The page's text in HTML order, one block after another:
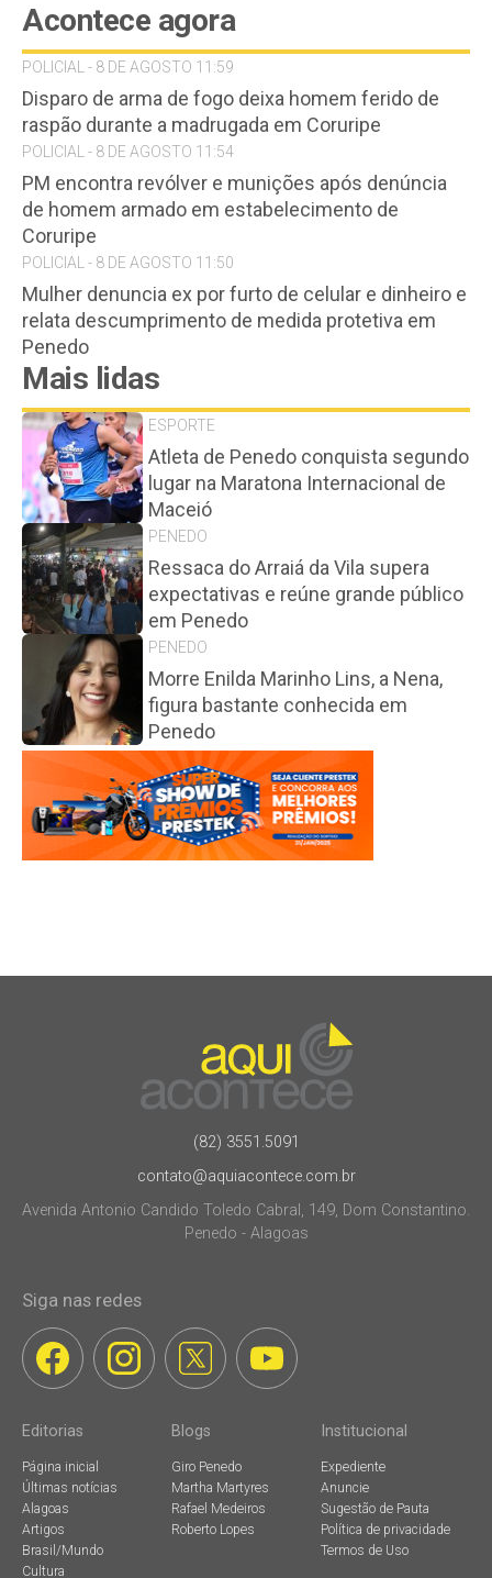
Acontece agora
POLICIAL - 8 DE AGOSTO 11:59
Disparo de arma de fogo deixa homem ferido de
raspão durante a madrugada em Coruripe
POLICIAL - 8 DE AGOSTO 11:54
PM encontra revólver e munições após denúncia
de homem armado em estabelecimento de
Coruripe
POLICIAL - 8 DE AGOSTO 11:50
Mulher denuncia ex por furto de celular e dinheiro e
relata descumprimento de medida protetiva em
Penedo
Mais lidas
ESPORTE
Atleta de Penedo conquista segundo
lugar na Maratona Internacional de
Maceió
PENEDO
Ressaca do Arraiá da Vila supera
expectativas e reúne grande público
em Penedo
PENEDO
Morre Enilda Marinho Lins, a Nena,
figura bastante conhecida em
Penedo
(82) 3551.5091
contato@aquiacontece.com.br
Avenida Antonio Candido Toledo Cabral, 149, Dom Constantino.
Penedo - Alagoas
Siga nas redes
Editorias
Página inicial
Últimas notícias
Alagoas
Artigos
Brasil/Mundo
Cultura
Blogs
Giro Penedo
Martha Martyres
Rafael Medeiros
Roberto Lopes
Institucional
Expediente
Anuncie
Sugestão de Pauta
Política de privacidade
Termos de Uso